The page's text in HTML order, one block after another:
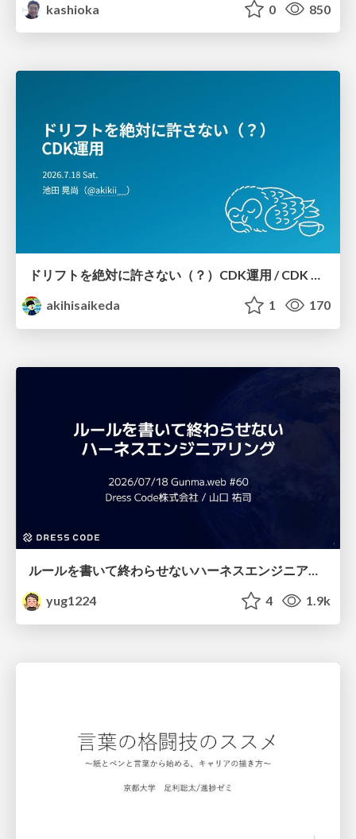
kashioka
0 850
ドリフトを絶対に許さない（？）CDK運用 / CDK Ops with Zero Tolerance for Drifts (?)
akihisaikeda
1 170
ルールを書いて終わらせないハーネスエンジニアリング
yug1224
4 1.9k